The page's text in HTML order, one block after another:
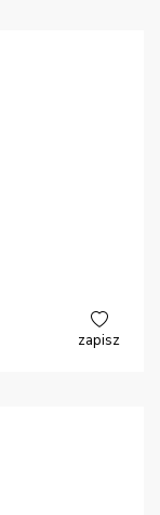
zapisz